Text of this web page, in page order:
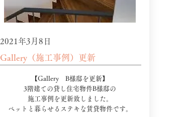
2021年3月8日
Gallery（施工事例）更新
​【Gallery B様邸を更新】
3階建ての貸し住宅物件B様邸の
施工事例を更新致しました。
​ペットと暮らせるステキな賃貸物件です。